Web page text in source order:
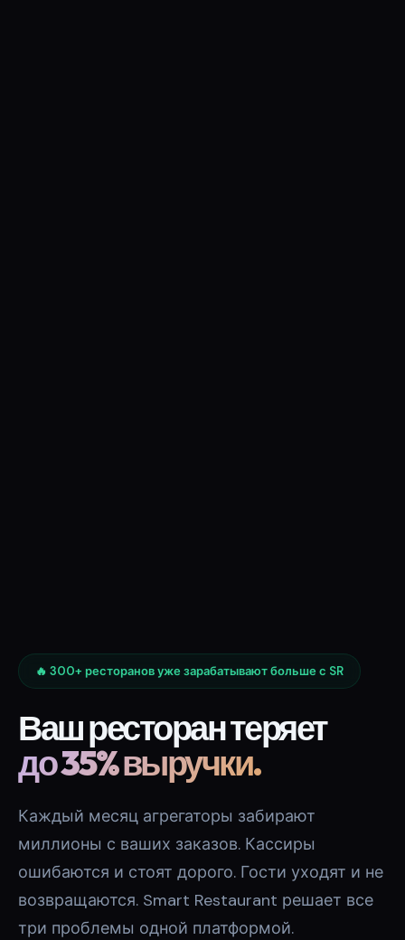
🔥 300+ ресторанов уже зарабатывают больше с SR
Ваш ресторан теряет
до 35% выручки.
Каждый месяц агрегаторы забирают
миллионы с ваших заказов. Кассиры
ошибаются и стоят дорого. Гости уходят и не
возвращаются. Smart Restaurant решает все
три проблемы одной платформой.